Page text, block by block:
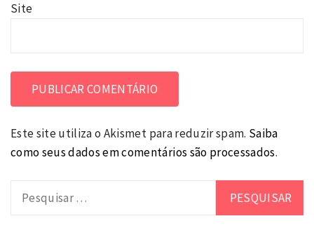
Site
Este site utiliza o Akismet para reduzir spam. Saiba
como seus dados em comentários são processados.
por: